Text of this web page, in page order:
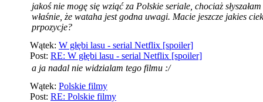
jakoś nie mogę się wziąć za Polskie seriale, chociaż słyszałam
właśnie, że wataha jest godna uwagi. Macie jeszcze jakies
prpozycje?
Wątek: W głębi lasu - serial Netflix [spoiler]
Post: RE: W głębi lasu - serial Netflix [spoiler]
a ja nadal nie widzialam tego filmu :/
Wątek: Polskie filmy
Post: RE: Polskie filmy